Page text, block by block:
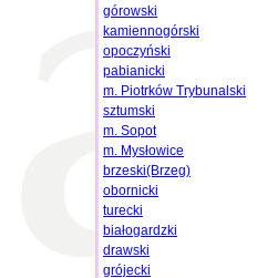
górowski
kamiennogórski
opoczyński
pabianicki
m. Piotrków Trybunalski
sztumski
m. Sopot
m. Mysłowice
brzeski(Brzeg)
obornicki
turecki
białogardzki
drawski
grójecki